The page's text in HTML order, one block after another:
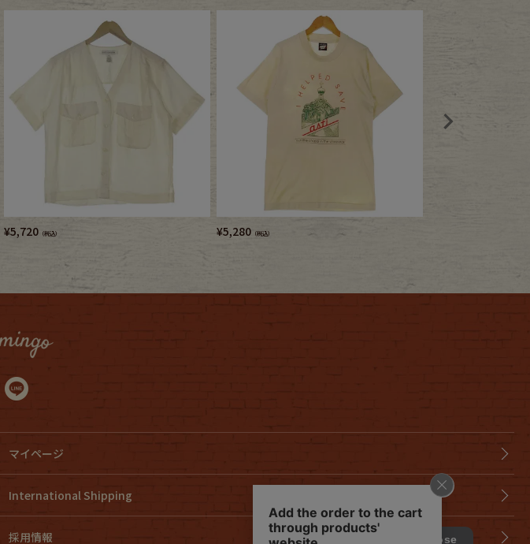
¥5,720 （税込） ¥5,280 （税込）
マイページ
International Shipping
採用情報